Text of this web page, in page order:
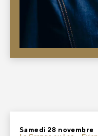
Samedi 28 novembre